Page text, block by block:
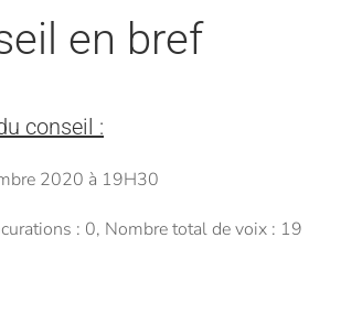
en bref
conseil :
2020 à 19H30
: 0, Nombre total de voix : 19